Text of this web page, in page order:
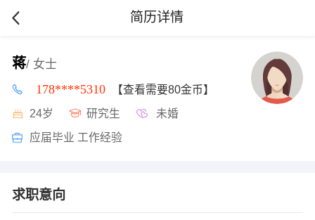
简历详情
蒋/ 女士
178****5310 【查看需要80金币】
24岁 研究生 未婚
应届毕业 工作经验
求职意向